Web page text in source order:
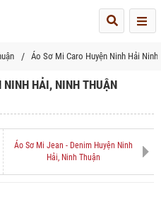
Áo Sơ Mi Caro Huyện Ninh Hải Ninh
NINH HẢI, NINH THUẬN
Áo Sơ Mi Jean - Denim Huyện Ninh
Hải, Ninh Thuận